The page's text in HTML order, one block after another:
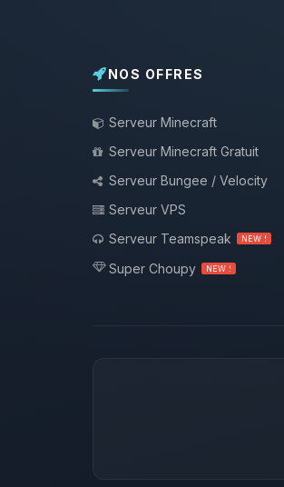
NOS OFFRES
Serveur Minecraft
Serveur Minecraft Gratuit
Serveur Bungee / Velocity
Serveur VPS
Serveur Teamspeak
NEW !
Super Choupy NEW !